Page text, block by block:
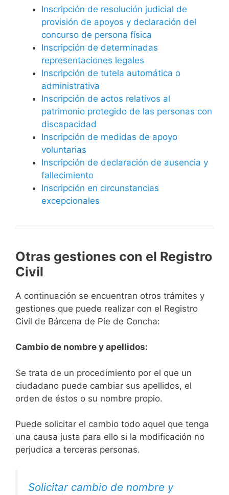
Inscripción de resolución judicial de
provisión de apoyos y declaración del
concurso de persona física
Inscripción de determinadas
representaciones legales
Inscripción de tutela automática o
administrativa
Inscripción de actos relativos al
patrimonio protegido de las personas con
discapacidad
Inscripción de medidas de apoyo
voluntarias
Inscripción de declaración de ausencia y
fallecimiento
Inscripción en circunstancias
excepcionales
Otras gestiones con el Registro
Civil
A continuación se encuentran otros trámites y
gestiones que puede realizar con el Registro
Civil de Bárcena de Pie de Concha:
Cambio de nombre y apellidos:
Se trata de un procedimiento por el que un
ciudadano puede cambiar sus apellidos, el
orden de éstos o su nombre propio.
Puede solicitar el cambio todo aquel que tenga
una causa justa para ello si la modificación no
perjudica a terceras personas.
Solicitar cambio de nombre y